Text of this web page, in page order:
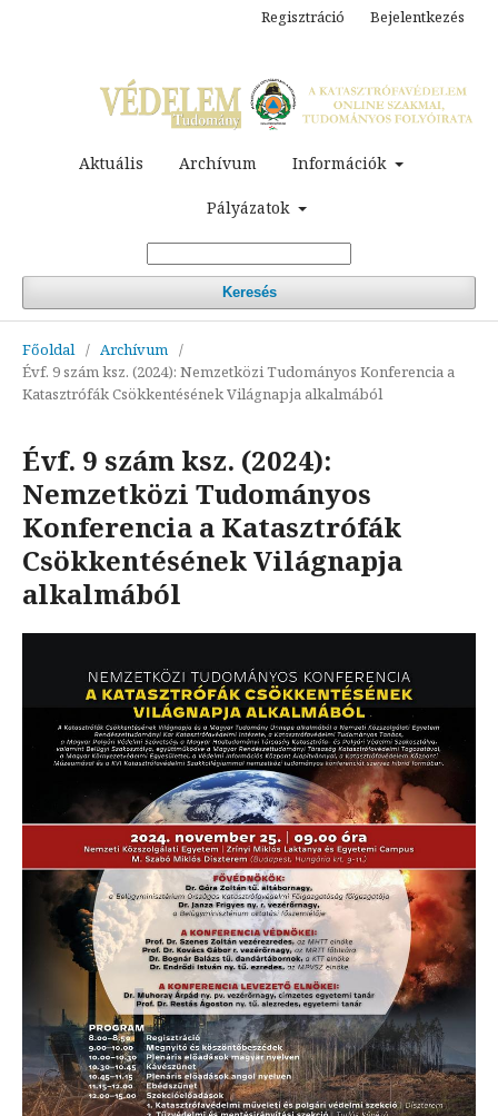
Aktuális Archívum Információk
Pályázatok
Keresés
Regisztráció Bejelentkezés
Főoldal / Archívum
/
Évf. 9 szám ksz. (2024): Nemzetközi Tudományos Konferencia a
Katasztrófák Csökkentésének Világnapja alkalmából
Évf. 9 szám ksz. (2024):
Nemzetközi Tudományos
Konferencia a Katasztrófák
Csökkentésének Világnapja
alkalmából